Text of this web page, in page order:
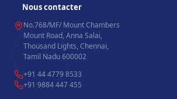
Nous contacter
No.768/MF/ Mount Chambers
Mount Road, Anna Salai,
Thousand Lights, Chennai,
Tamil Nadu 600002
+91 44 4779 8533
+91 9884 447 455